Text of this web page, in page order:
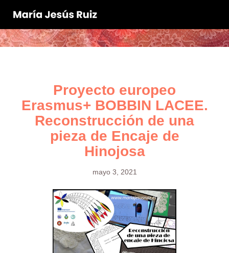
Proyecto europeo
Erasmus+ BOBBIN LACEE.
Reconstrucción de una
pieza de Encaje de
Hinojosa
mayo 3, 2021